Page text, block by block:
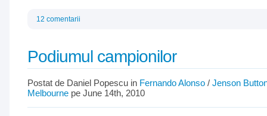
12 comentarii
Podiumul campionilor
Postat de Daniel Popescu in Fernando Alonso / Jenson
Melbourne pe June 14th, 2010